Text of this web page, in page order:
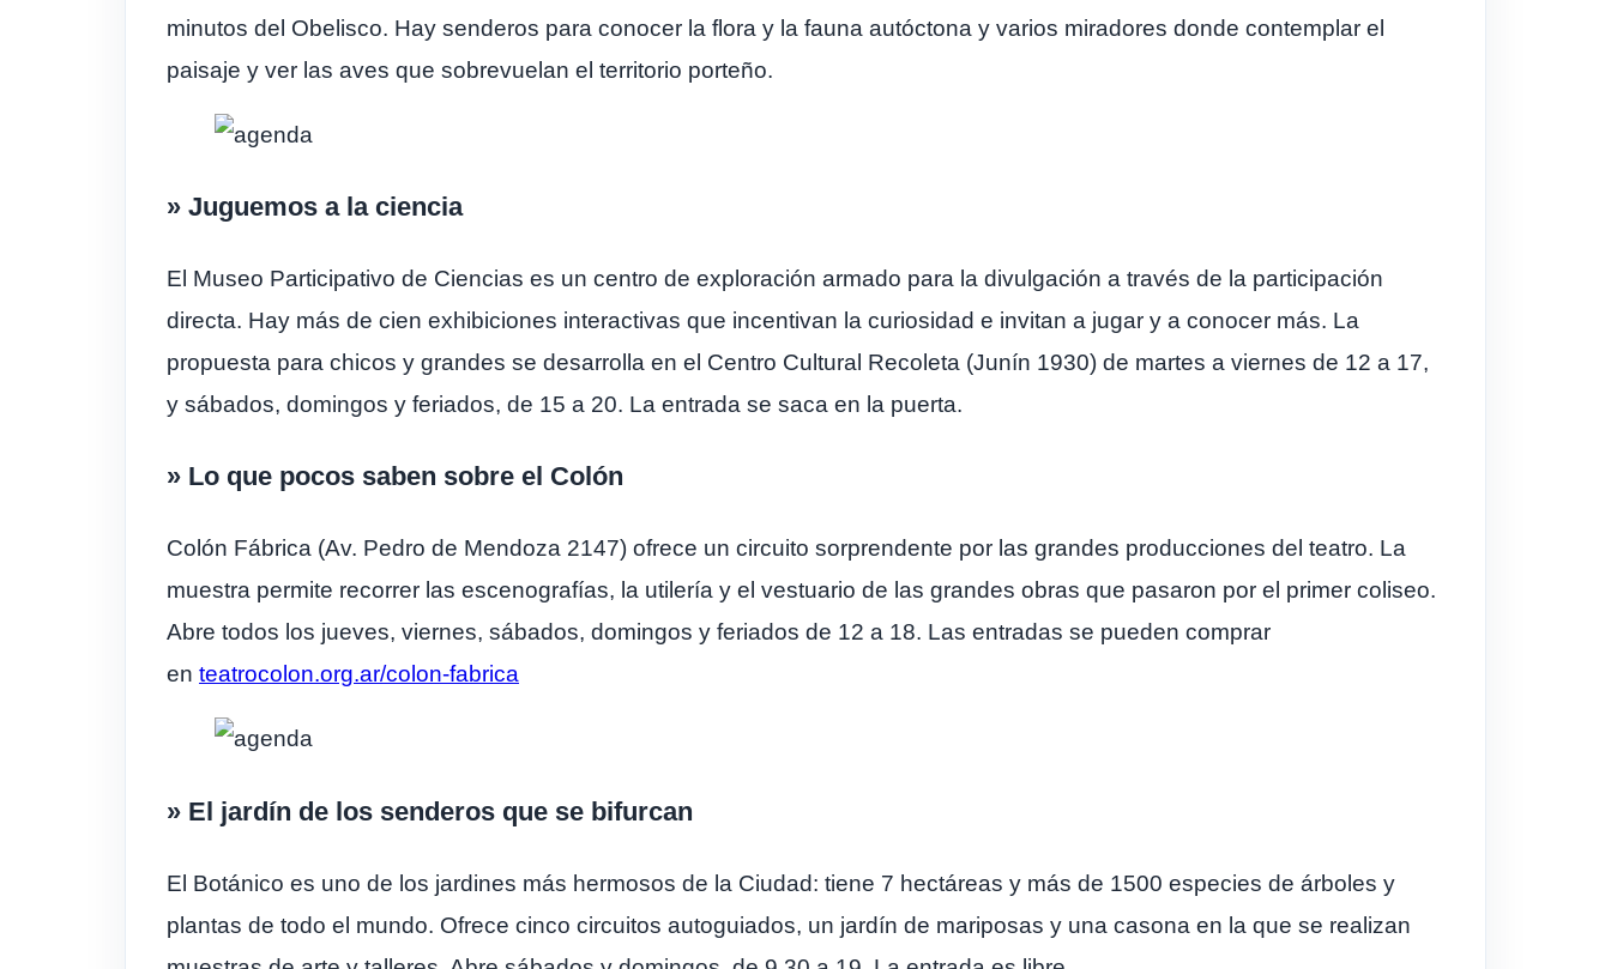
minutos del Obelisco. Hay senderos para conocer la flora y la fauna autóctona y varios miradores donde contemplar el
paisaje y ver las aves que sobrevuelan el territorio porteño.
» Juguemos a la ciencia
El Museo Participativo de Ciencias es un centro de exploración armado para la divulgación a través de la participación
directa. Hay más de cien exhibiciones interactivas que incentivan la curiosidad e invitan a jugar y a conocer más. La
propuesta para chicos y grandes se desarrolla en el Centro Cultural Recoleta (Junín 1930) de martes a viernes de 12 a 17,
y sábados, domingos y feriados, de 15 a 20. La entrada se saca en la puerta.
» Lo que pocos saben sobre el Colón
Colón Fábrica (Av. Pedro de Mendoza 2147) ofrece un circuito sorprendente por las grandes producciones del teatro. La
muestra permite recorrer las escenografías, la utilería y el vestuario de las grandes obras que pasaron por el primer coliseo.
Abre todos los jueves, viernes, sábados, domingos y feriados de 12 a 18. Las entradas se pueden comprar
en teatrocolon.org.ar/colon-fabrica
» El jardín de los senderos que se bifurcan
El Botánico es uno de los jardines más hermosos de la Ciudad: tiene 7 hectáreas y más de 1500 especies de árboles y
plantas de todo el mundo. Ofrece cinco circuitos autoguiados, un jardín de mariposas y una casona en la que se realizan